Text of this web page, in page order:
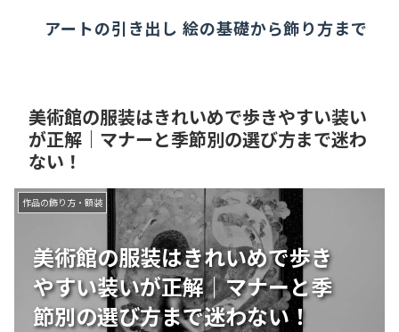
アートの引き出し 絵の基礎から飾り方まで
美術館の服装はきれいめで歩きやすい装い
が正解｜マナーと季節別の選び方まで迷わ
ない！
美術館の服装はきれいめで歩き
やすい装いが正解｜マナーと季
節別の選び方まで迷わない！
作品の飾り方・額装